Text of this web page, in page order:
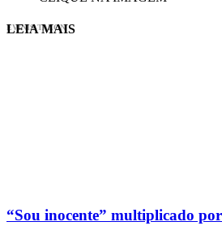
EVINIS TALON
LEIA MAIS
“Sou inocente” multiplicado